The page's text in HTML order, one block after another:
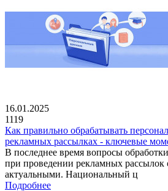
16.01.2025
1119
Как правильно обрабатывать
рекламных рассылках - ключевые
В последнее время вопросы
при проведении рекламных рассылок
актуальными. Национальный ц
Подробнее